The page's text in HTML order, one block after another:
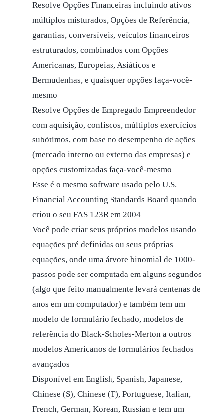
Resolve Opções Financeiras incluindo ativos
múltiplos misturados, Opções de Referência,
garantias, conversíveis, veículos financeiros
estruturados, combinados com Opções
Americanas, Europeias, Asiáticos e
Bermudenhas, e quaisquer opções faça-você-
mesmo
Resolve Opções de Empregado Empreendedor
com aquisição, confiscos, múltiplos exercícios
subótimos, com base no desempenho de ações
(mercado interno ou externo das empresas) e
opções customizadas faça-você-mesmo
Esse é o mesmo software usado pelo U.S.
Financial Accounting Standards Board quando
criou o seu FAS 123R em 2004
Você pode criar seus próprios modelos usando
equações pré definidas ou seus próprias
equações, onde uma árvore binomial de 1000-
passos pode ser computada em alguns segundos
(algo que feito manualmente levará centenas de
anos em um computador) e também tem um
modelo de formulário fechado, modelos de
referência do Black-Scholes-Merton a outros
modelos Americanos de formulários fechados
avançados
Disponível em English, Spanish, Japanese,
Chinese (S), Chinese (T), Portuguese, Italian,
French, German, Korean, Russian e tem um